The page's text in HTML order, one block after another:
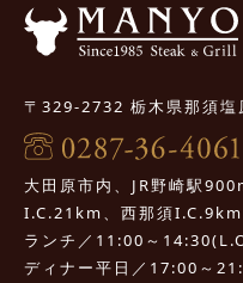
〒329-2732 栃木県那須
大田原市内、JR野崎駅
I.C.21km、西那須I.C.9km
ランチ／11:00～
ディナー平日／17:00～